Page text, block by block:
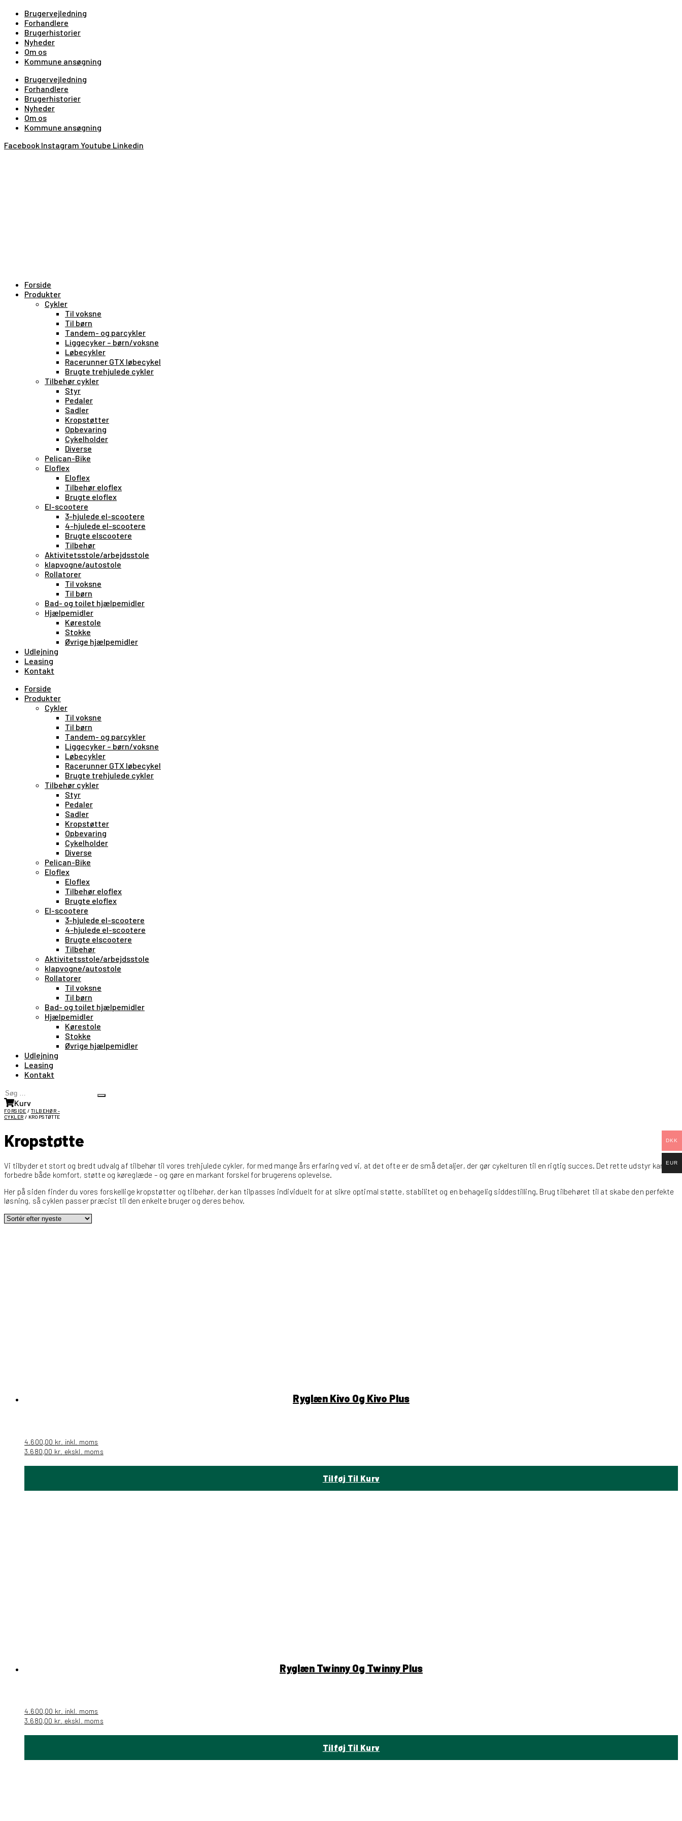
Brugervejledning
Forhandlere
Brugerhistorier
Nyheder
Om os
Kommune ansøgning
Brugervejledning
Forhandlere
Brugerhistorier
Nyheder
Om os
Kommune ansøgning
Facebook Instagram Youtube Linkedin
Forside
Produkter
Cykler
Til voksne
Til børn
Tandem- og parcykler
Liggecyker – børn/voksne
Løbecykler
Racerunner GTX løbecykel
Brugte trehjulede cykler
Tilbehør cykler
Styr
Pedaler
Sadler
Kropstøtter
Opbevaring
Cykelholder
Diverse
Pelican-Bike
Eloflex
Eloflex
Tilbehør eloflex
Brugte eloflex
El-scootere
3-hjulede el-scootere
4-hjulede el-scootere
Brugte elscootere
Tilbehør
Aktivitetsstole/arbejdsstole
klapvogne/autostole
Rollatorer
Til voksne
Til børn
Bad- og toilet hjælpemidler
Hjælpemidler
Kørestole
Stokke
Øvrige hjælpemidler
Udlejning
Leasing
Kontakt
Forside
Produkter
Cykler
Til voksne
Til børn
Tandem- og parcykler
Liggecyker – børn/voksne
Løbecykler
Racerunner GTX løbecykel
Brugte trehjulede cykler
Tilbehør cykler
Styr
Pedaler
Sadler
Kropstøtter
Opbevaring
Cykelholder
Diverse
Pelican-Bike
Eloflex
Eloflex
Tilbehør eloflex
Brugte eloflex
El-scootere
3-hjulede el-scootere
4-hjulede el-scootere
Brugte elscootere
Tilbehør
Aktivitetsstole/arbejdsstole
klapvogne/autostole
Rollatorer
Til voksne
Til børn
Bad- og toilet hjælpemidler
Hjælpemidler
Kørestole
Stokke
Øvrige hjælpemidler
Udlejning
Leasing
Kontakt
Søg
…
Search
Kurv
FORSIDE /TILBEHØR -
CYKLER / KROPSTØTTE
Kropstøtte
Vi tilbyder et stort og bredt udvalg af tilbehør til vores trehjulede cykler, for med mange års erfaring ved vi, at det ofte er de små detaljer, der gør cykelturen til en rigtig succes. Det rette udstyr kan
forbedre både komfort, støtte og køreglæde – og gøre en markant forskel for brugerens oplevelse.
Her på siden finder du vores forskellige kropstøtter og tilbehør, der kan tilpasses individuelt for at sikre optimal støtte, stabilitet og en behagelig siddestilling. Brug tilbehøret til at skabe den perfekte
løsning, så cyklen passer præcist til den enkelte bruger og deres behov.
Ryglæn Kivo Og Kivo Plus
4.600,00 kr. inkl. moms
3.680,00 kr. ekskl. moms
Tilføj Til Kurv
Ryglæn Twinny Og Twinny Plus
4.600,00 kr. inkl. moms
3.680,00 kr. ekskl. moms
Tilføj Til Kurv
DKK
EUR